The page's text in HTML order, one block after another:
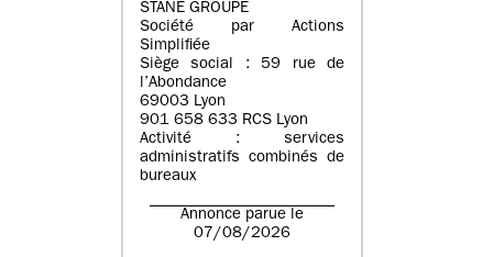
STANE GROUPE
Société par Actions
Simplifiée
Siège social : 59 rue de
l’Abondance
69003 Lyon
901 658 633 RCS Lyon
Activité : services
administratifs combinés de
bureaux
Annonce parue le
07/08/2026